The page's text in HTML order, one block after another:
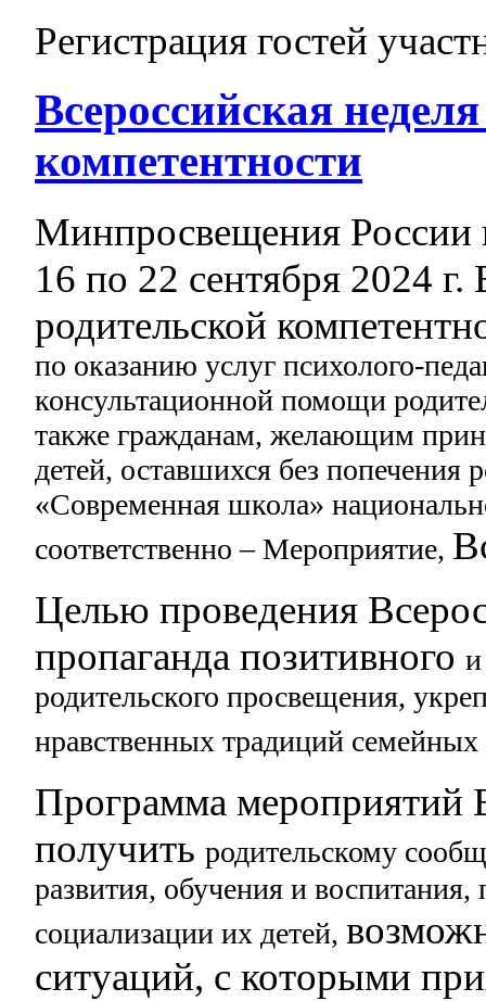
Регистрация гостей
Всероссийская
компетентности
Минпросвещения России
16 по 22 сентября 2024
родительской
по оказанию услуг психолого-
консультационной помощи
также гражданам, желающим
детей, оставшихся без попечения
«Современная школа»
соответственно – Мероприятие,
Целью проведения
пропаганда позитивногои
родительского просвещения,
нравственных традиций семейных
Программа мероприятий
получитьродительскому
развития, обученияи воспитания,
социализации их детей,
ситуаций, с которыми